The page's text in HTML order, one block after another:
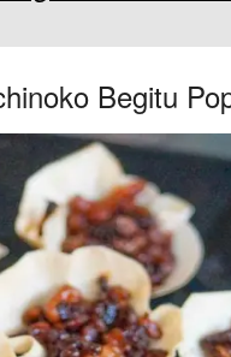
Begitu